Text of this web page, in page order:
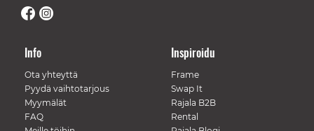
Info
Ota yhteyttä
Pyydä vaihtotarjous
Myymälät
FAQ
Inspiroidu
Frame
Swap It
Rajala B2B
Rental